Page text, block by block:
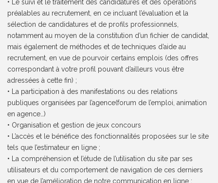
• Le suivi et le traitement des candidatures et des opérations
préalables au recrutement, en ce incluant l’évaluation et la
sélection de candidatures et de profils professionnels,
notamment au moyen de la constitution d’un fichier de candidat,
mais également de méthodes et de techniques d’aide au
recrutement, en vue de pourvoir certains emplois (des offres
correspondant à votre profil pouvant d’ailleurs vous être
adressées à cette fin) ;
• La participation à des manifestations ou des relations
publiques organisées par l’agence(forum de l’emploi, animation
en agence…)
• Organisation et gestion de jeux concours
• L’accès et le bénéfice des fonctionnalités proposées sur le site
tels que l’estimateur en ligne ;
• La compréhension et l’étude de l’utilisation du site par ses
utilisateurs et du comportement de navigation de ces derniers
en vue de l’amélioration de notre communication en ligne ;